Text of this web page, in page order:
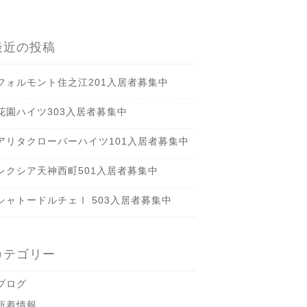
近の投稿
ォルモント住之江201入居者募集中
園ハイツ303入居者募集中
リタクローバーハイツ101入居者募集中
クシア天神西町501入居者募集中
ャトードルチェⅠ 503入居者募集中
テゴリー
ログ